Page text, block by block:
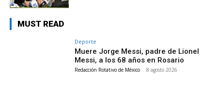
MUST READ
Deporte
Muere Jorge Messi, padre de Lionel
Messi, a los 68 años en Rosario
Redacción Rotativo de México - 8 agosto 2026